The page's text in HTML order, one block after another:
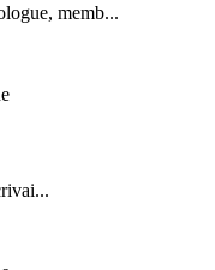
memb...